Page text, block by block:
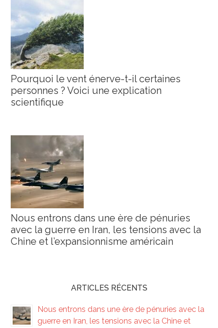
Pourquoi le vent énerve-t-il certaines
personnes ? Voici une explication
scientifique
Nous entrons dans une ère de pénuries
avec la guerre en Iran, les tensions avec la
Chine et l’expansionnisme américain
ARTICLES RÉCENTS
Nous entrons dans une ère de pénuries avec la
guerre en Iran, les tensions avec la Chine et